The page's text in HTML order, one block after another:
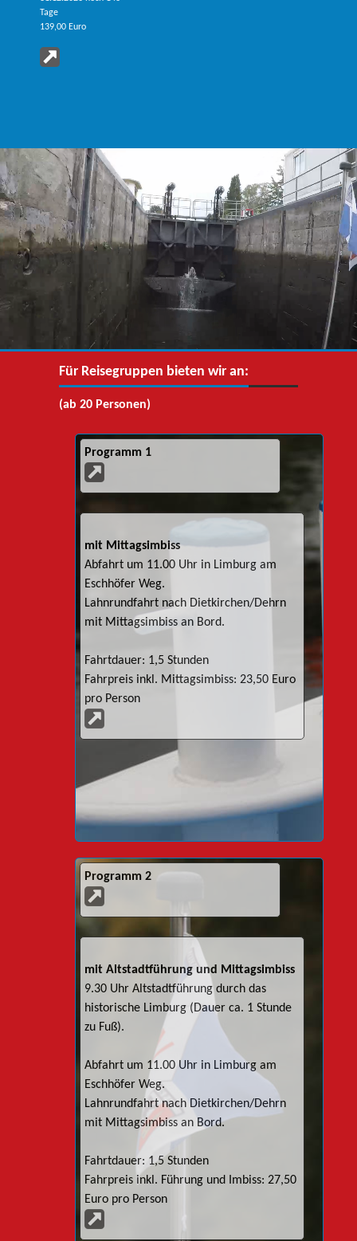
Tage
139,00 Euro
Für Reisegruppen bieten wir an:
(ab 20 Personen)
Programm 1
mit Mittagsimbiss
Abfahrt um 11.00 Uhr in Limburg am
Eschhöfer Weg.
Lahnrundfahrt nach Dietkirchen/Dehrn
mit Mittagsimbiss an Bord.
Fahrtdauer: 1,5 Stunden
Fahrpreis inkl. Mittagsimbiss: 23,50 Euro
pro Person
Programm 2
mit Altstadtführung und Mittagsimbiss
9.30 Uhr Altstadtführung durch das
historische Limburg (Dauer ca. 1 Stunde
zu Fuß).
Abfahrt um 11.00 Uhr in Limburg am
Eschhöfer Weg.
Lahnrundfahrt nach Dietkirchen/Dehrn
mit Mittagsimbiss an Bord.
Fahrtdauer: 1,5 Stunden
Fahrpreis inkl. Führung und Imbiss: 27,50
Euro pro Person